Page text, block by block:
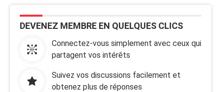
DEVENEZ MEMBRE EN QUELQUES CLICS
Connectez-vous simplement avec ceux qui
partagent vos intérêts
Suivez vos discussions facilement et
obtenez plus de réponses